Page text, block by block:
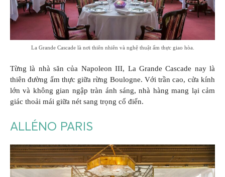
La Grande Cascade là nơi thiên nhiên và nghệ thuật ẩm thực giao hòa.
Từng là nhà săn của Napoleon III, La Grande Cascade nay là
thiên đường ẩm thực giữa rừng Boulogne. Với trần cao, cửa kính
lớn và không gian ngập tràn ánh sáng, nhà hàng mang lại cảm
giác thoải mái giữa nét sang trọng cổ điển.
ALLÉNO PARIS